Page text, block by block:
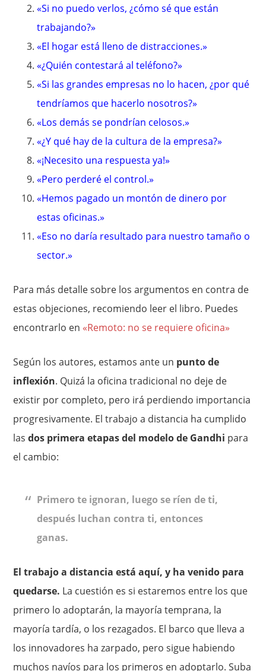
«Si no puedo verlos, ¿cómo sé que están
trabajando?»
«El hogar está lleno de distracciones.»
«¿Quién contestará al teléfono?»
«Si las grandes empresas no lo hacen, ¿por qué
tendríamos que hacerlo nosotros?»
«Los demás se pondrían celosos.»
«¿Y qué hay de la cultura de la empresa?»
«¡Necesito una respuesta ya!»
«Pero perderé el control.»
«Hemos pagado un montón de dinero por
estas oficinas.»
«Eso no daría resultado para nuestro tamaño o
sector.»
Para más detalle sobre los argumentos en contra de
estas objeciones, recomiendo leer el libro. Puedes
encontrarlo en «Remoto: no se requiere oficina»
Según los autores, estamos ante un punto de
inflexión. Quizá la oficina tradicional no deje de
existir por completo, pero irá perdiendo importancia
progresivamente. El trabajo a distancia ha cumplido
lasdos primera etapas del modelo de Gandhi para
el cambio:
Primero te ignoran, luego se ríen de ti,
después luchan contra ti, entonces
ganas.
El trabajo a distancia está aquí, y ha venido para
quedarse. La cuestión es si estaremos entre los que
primero lo adoptarán, la mayoría temprana, la
mayoría tardía, o los rezagados. El barco que lleva a
los innovadores ha zarpado, pero sigue habiendo
muchos navíos para los primeros en adoptarlo. Suba